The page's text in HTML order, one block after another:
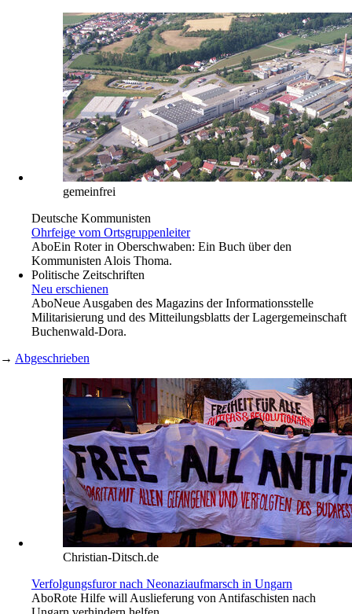
gemeinfrei
Deutsche Kommunisten
Ohrfeige vom Ortsgruppenleiter
AboEin Roter in Oberschwaben: Ein Buch über den
Kommunisten Alois Thoma.
Politische Zeitschriften
Neu erschienen
AboNeue Ausgaben des Magazins der Informationsstelle
Militarisierung und des Mitteilungsblatts der Lagergemeinschaft
Buchenwald-­Dora.
→ Abgeschrieben
Christian-Ditsch.de
Verfolgungsfuror nach Neonaziaufmarsch in Ungarn
AboRote Hilfe will Auslieferung von Antifaschisten nach